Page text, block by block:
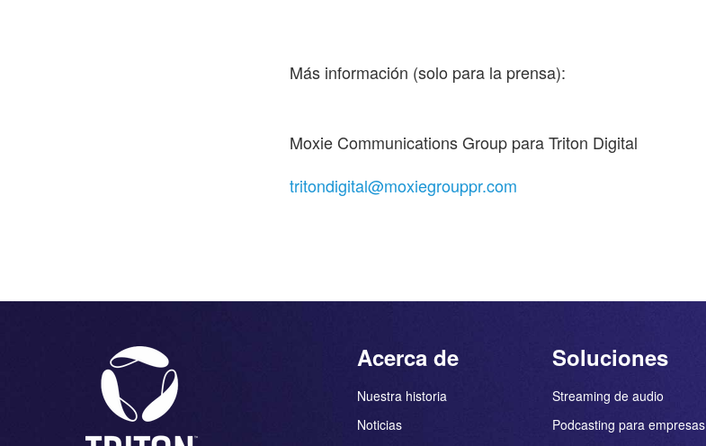
Más información (solo para la prensa):
Moxie Communications Group para Triton Digital
tritondigital@moxiegrouppr.com
Acerca de
Nuestra historia
Noticias
Soluciones
Streaming de audio
Podcasting para empresas